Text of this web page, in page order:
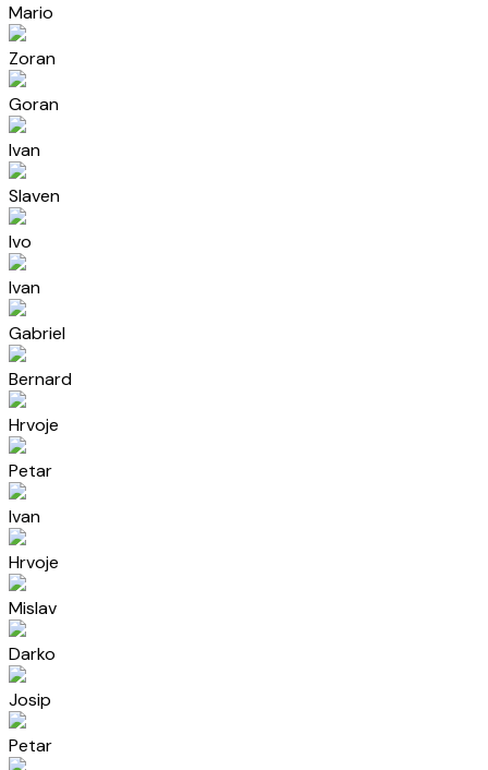
Mario
Zoran
Goran
Ivan
Slaven
Ivo
Ivan
Gabriel
Bernard
Hrvoje
Petar
Ivan
Hrvoje
Mislav
Darko
Josip
Petar